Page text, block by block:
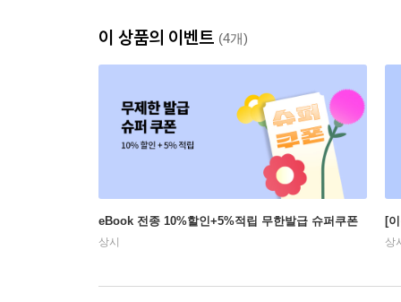
이 상품의 이벤트 (4개)
eBook 전종 10%할인+5%적립 무한발급 슈퍼쿠폰
상시
[
상